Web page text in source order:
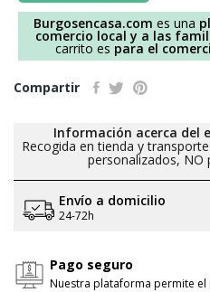
Burgosencasa.com es una
comercio local y a las
carrito es para el
Compartir
Información acerca del
Recogida en tienda y
personalizados, NO
Envío a domicilio
24-72h
Pago seguro
Nuestra plataforma permite el